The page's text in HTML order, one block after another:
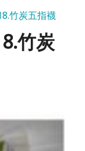
竹炭五指襪
竹炭